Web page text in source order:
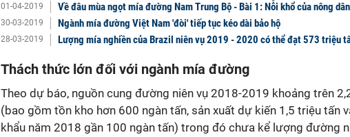
01-04-2019 Về đâu mùa ngọt mía đường Nam Trung Bộ - Bài 1: Nỗi khổ của nông dân
30-03-2019 Ngành mía đường Việt Nam 'đòi' tiếp tục kéo dài bảo hộ
28-03-2019 Lượng mía nghiền của Brazil niên vụ 2019 - 2020 có thể đạt 573 triệu
Thách thức lớn đối với ngành mía đường
Theo dự báo, nguồn cung đường niên vụ 2018-2019 khoảng trên
(bao gồm tồn kho hơn 600 ngàn tấn, sản xuất dự kiến 1,5 triệu tấn
khẩu năm 2018 gần 100 ngàn tấn) trong đó chưa kể lượng đường